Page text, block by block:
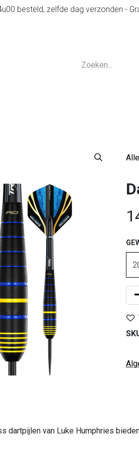
besteld, zelfde dag verzonden -
dartpijlen van Luke Humphries